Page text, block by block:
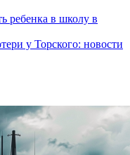
ребенка в школу в
у Торского: новости